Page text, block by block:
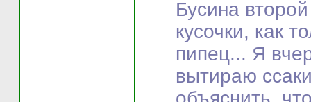
Бусина
кусочки, как
пипец... Я
вытираю